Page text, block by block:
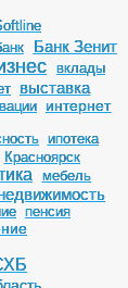
Банк Зенит
вклады
выставка
интернет
ипотека
Красноярск
мебель
пенсия